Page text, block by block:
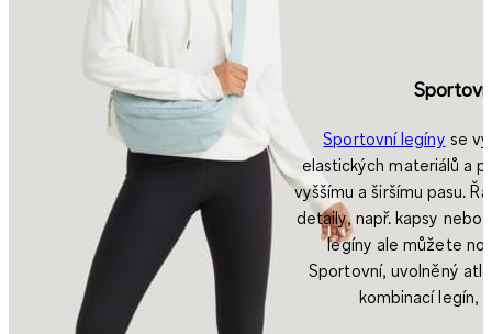
Sportovní legíny se
elastických materiálů a
vyššímu a širšímu pasu.
detaily, např. kapsy nebo
legíny ale můžete
Sportovní, uvolněný
kombinací legín,